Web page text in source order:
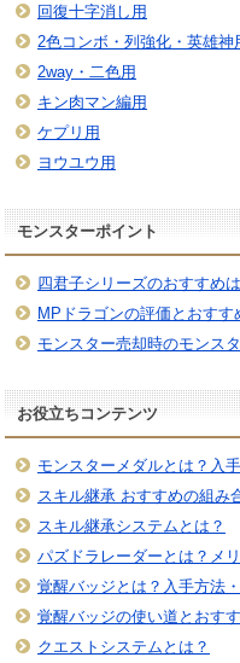
回復十字消し用
2色コンボ・列強化・英雄神
2way・二色用
キン肉マン編用
ケプリ用
ヨウユウ用
モンスターポイント
四君子シリーズのおすすめ
MPドラゴンの評価とおすす
モンスター売却時のモンス
お役立ちコンテンツ
モンスターメダルとは？入
スキル継承 おすすめの組み
スキル継承システムとは？
パズドラレーダーとは？メ
覚醒バッジとは？入手方法
覚醒バッジの使い道とおす
クエストシステムとは？